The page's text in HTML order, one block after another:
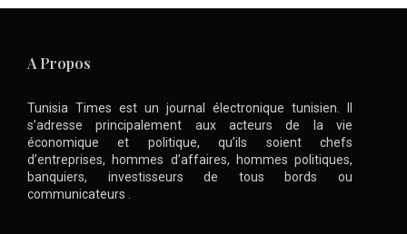
A Propos
Tunisia Times est un journal électronique tunisien. Il
s’adresse principalement aux acteurs de la vie
économique et politique, qu’ils soient chefs
d’entreprises, hommes d’affaires, hommes politiques,
banquiers, investisseurs de tous bords ou
communicateurs .